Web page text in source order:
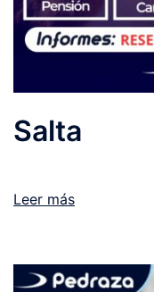
Salta
Leer más